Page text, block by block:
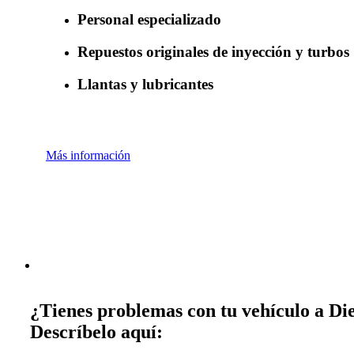
Personal especializado
Repuestos originales de inyección y turbos
Llantas y lubricantes
Más información
¿Tienes problemas con tu vehículo a
Descríbelo aquí: